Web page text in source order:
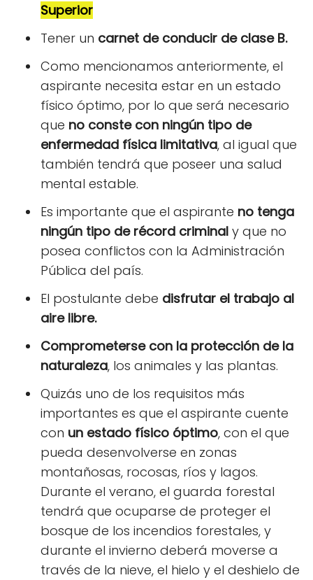
Superior
Tener un carnet de conducir de clase B.
Como mencionamos anteriormente, el
aspirante necesita estar en un estado
físico óptimo, por lo que será necesario
que no conste con ningún tipo de
enfermedad física limitativa, al igual que
también tendrá que poseer una salud
mental estable.
Es importante que el aspirante no tenga
ningún tipo de récord criminal y que no
posea conflictos con la Administración
Pública del país.
El postulante debe disfrutar el trabajo al
aire libre.
Comprometerse con la protección de la
naturaleza, los animales y las plantas.
Quizás uno de los requisitos más
importantes es que el aspirante cuente
con un estado físico óptimo, con el que
pueda desenvolverse en zonas
montañosas, rocosas, ríos y lagos.
Durante el verano, el guarda forestal
tendrá que ocuparse de proteger el
bosque de los incendios forestales, y
durante el invierno deberá moverse a
través de la nieve, el hielo y el deshielo de